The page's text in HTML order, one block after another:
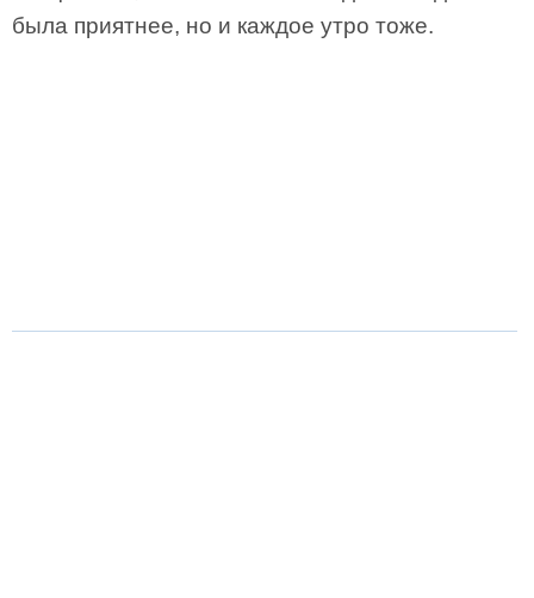
была приятнее, но и каждое утро тоже.